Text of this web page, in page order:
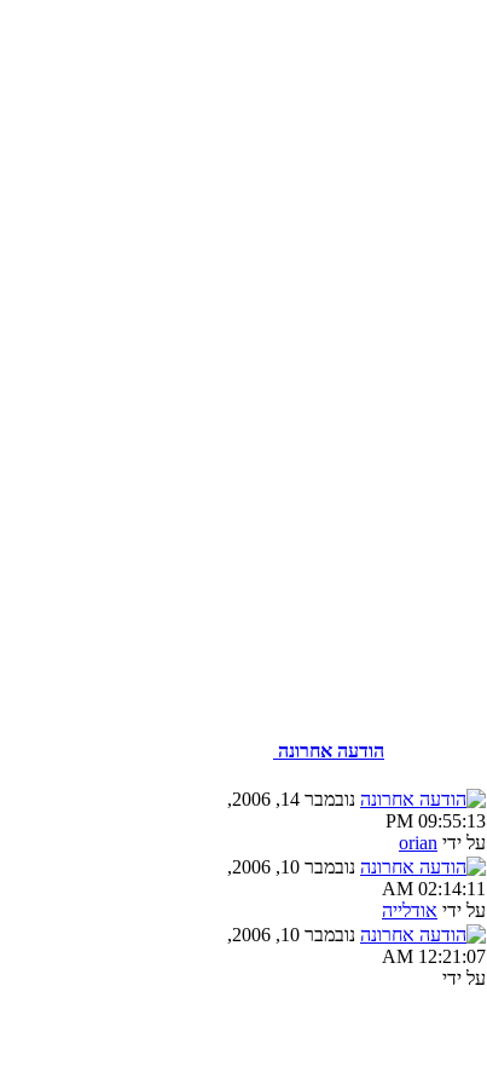
הודעה אחרונה
נובמבר 14, 2006,
09:55:13 PM
על ידי orian
נובמבר 10, 2006,
02:14:11 AM
על ידי אודלייה
נובמבר 10, 2006,
12:21:07 AM
על ידי